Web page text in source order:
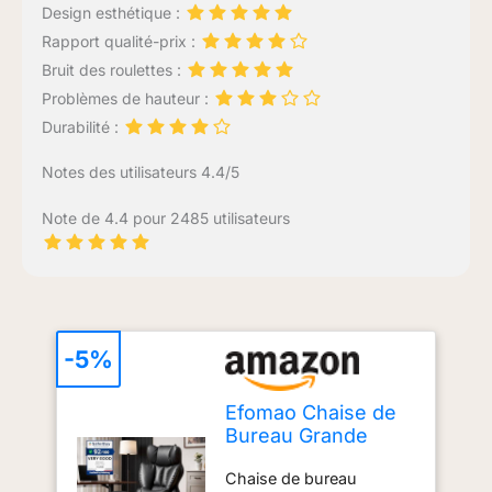
Design esthétique :
Rapport qualité-prix :
Bruit des roulettes :
Problèmes de hauteur :
Durabilité :
Notes des utilisateurs 4.4/5
Note de 4.4 pour 2485 utilisateurs
Efomao Chaise de
Bureau Grande
Ergonomique en
Chaise de bureau
-5%